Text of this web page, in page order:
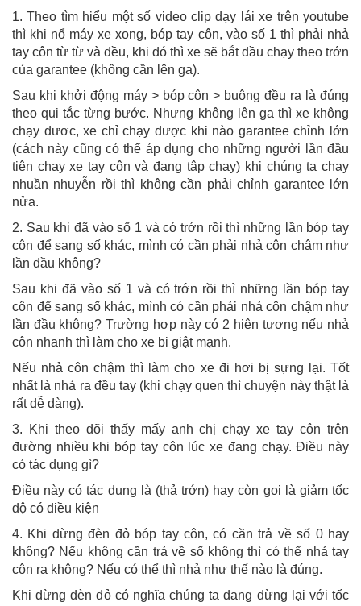
1. Theo tìm hiểu một số video clip dạy lái xe trên youtube
thì khi nổ máy xe xong, bóp tay côn, vào số 1 thì phải nhả
tay côn từ từ và đều, khi đó thì xe sẽ bắt đầu chạy theo trớn
của garantee (không cần lên ga).
Sau khi khởi động máy > bóp côn > buông đều ra là đúng
theo qui tắc từng bước. Nhưng không lên ga thì xe không
chạy đươc, xe chỉ chạy được khi nào garantee chỉnh lớn
(cách này cũng có thể áp dụng cho những người lần đầu
tiên chạy xe tay côn và đang tập chạy) khi chúng ta chạy
nhuần nhuyễn rồi thì không cần phải chỉnh garantee lớn
nửa.
2. Sau khi đã vào số 1 và có trớn rồi thì những lần bóp tay
côn để sang số khác, mình có cần phải nhả côn chậm như
lần đầu không?
Sau khi đã vào số 1 và có trớn rồi thì những lần bóp tay
côn để sang số khác, mình có cần phải nhả côn chậm như
lần đầu không? Trường hợp này có 2 hiện tượng nếu nhả
côn nhanh thì làm cho xe bi giật mạnh.
Nếu nhả côn chậm thì làm cho xe đi hơi bị sựng lại. Tốt
nhất là nhả ra đều tay (khi chạy quen thì chuyện này thật là
rất dễ dàng).
3. Khi theo dõi thấy mấy anh chị chạy xe tay côn trên
đường nhiều khi bóp tay côn lúc xe đang chạy. Điều này
có tác dụng gì?
Điều này có tác dụng là (thả trớn) hay còn gọi là giảm tốc
độ có điều kiện
4. Khi dừng đèn đỏ bóp tay côn, có cần trả về số 0 hay
không? Nếu không cần trả về số không thì có thể nhả tay
côn ra không? Nếu có thể thì nhả như thế nào là đúng.
Khi dừng đèn đỏ có nghĩa chúng ta đang dừng lại với tốc